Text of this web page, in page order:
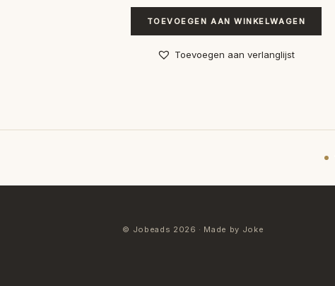
TOEVOEGEN AAN WINKELWAGEN
Toevoegen aan verlanglijst
© Jobeads 2026 · Made by Joke